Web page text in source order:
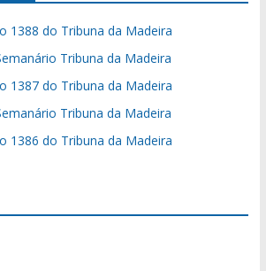
1388 do Tribuna da Madeira
Tribuna da Madeira
1387 do Tribuna da Madeira
Tribuna da Madeira
1386 do Tribuna da Madeira